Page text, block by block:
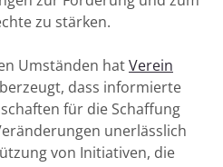
zu stärken.
Umständen hatVerein
dass informierte
für die Schaffung
unerlässlich
von Initiativen, die